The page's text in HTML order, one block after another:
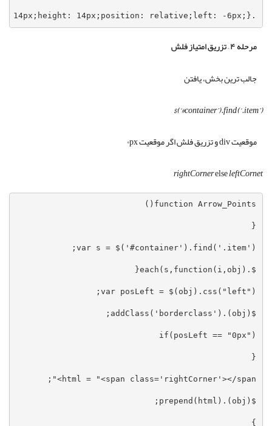
مرحله ۴ – تزریق امتیاز فلش
جالب ترین بخش، یافتن
$(‘#container’).find(‘.item’)
موقعیت div و تزریق فلش اگر موقعیت ۰px
rightCornerelseleftCornet
var s = $('#container').find('.item');
$.each(s,function(i,obj){
var posLeft = $(obj).css("left");
$(obj).addClass('borderclass');
if(posLeft == "0px")
html = "<span class='rightCorner'></span>";
$(obj).prepend(html);